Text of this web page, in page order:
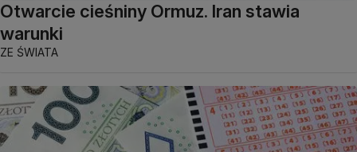
Otwarcie cieśniny Ormuz. Iran stawia
warunki
ZE ŚWIATA